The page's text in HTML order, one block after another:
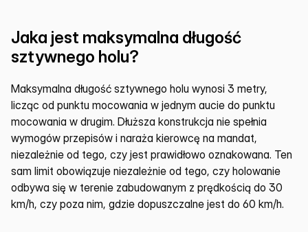
Jaka jest maksymalna długość
sztywnego holu?
Maksymalna długość sztywnego holu wynosi 3 metry,
licząc od punktu mocowania w jednym aucie do punktu
mocowania w drugim. Dłuższa konstrukcja nie spełnia
wymogów przepisów i naraża kierowcę na mandat,
niezależnie od tego, czy jest prawidłowo oznakowana. Ten
sam limit obowiązuje niezależnie od tego, czy holowanie
odbywa się w terenie zabudowanym z prędkością do 30
km/h, czy poza nim, gdzie dopuszczalne jest do 60 km/h.